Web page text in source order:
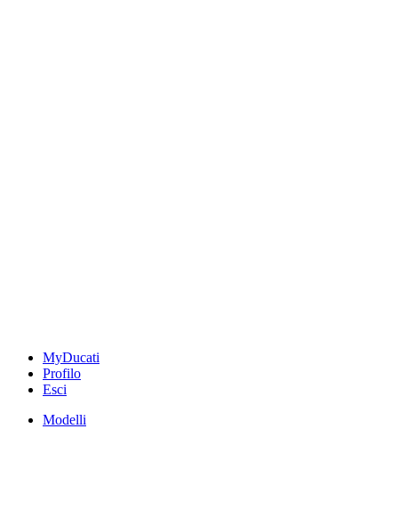
MyDucati
Profilo
Esci
Modelli